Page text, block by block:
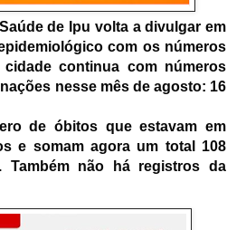
de Ipu volta a divulgar em
com os números
continua com números
nesse mês de agosto: 16
de óbitos que estavam em
e somam agora um total 108
Também não há registros da